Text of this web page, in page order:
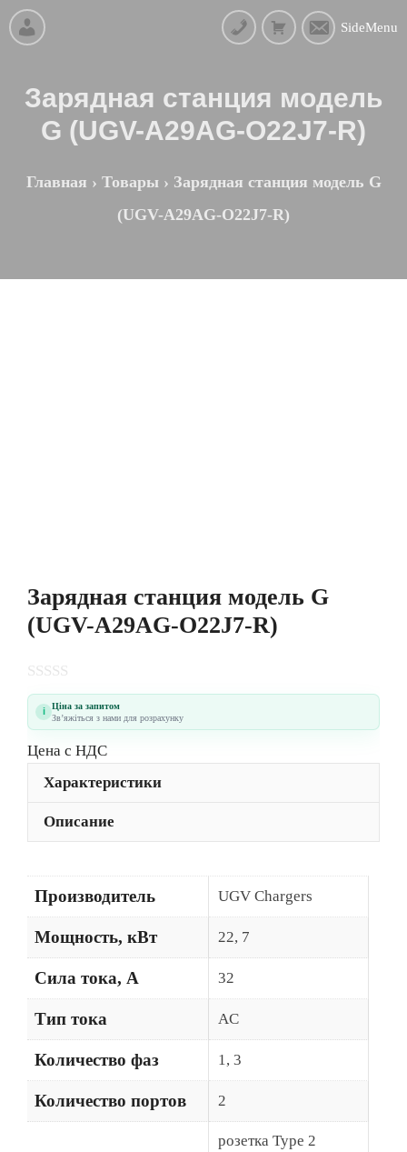
SideMenu
Зарядная станция модель
G (UGV-A29AG-O22J7-R)
Главная › Товары› Зарядная станция модель G
(UGV-A29AG-O22J7-R)
Зарядная станция модель G
(UGV-A29AG-O22J7-R)
0
u
o
i Ціна за запитом
Звʼяжіться з нами для розрахунку
Цена с НДС
Характеристики
Описание
Производитель UGV Chargers
Мощность, кВт 22, 7
Сила тока, А 32
Тип тока AC
Количество фаз 1, 3
Количество портов 2
розетка Type 2